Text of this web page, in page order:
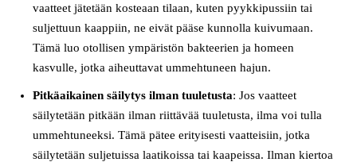
vaatteet jätetään kosteaan tilaan, kuten pyykkipussiin tai
suljettuun kaappiin, ne eivät pääse kunnolla kuivumaan.
Tämä luo otollisen ympäristön bakteerien ja homeen
kasvulle, jotka aiheuttavat ummehtuneen hajun.
Pitkäaikainen säilytys ilman tuuletusta: Jos vaatteet
säilytetään pitkään ilman riittävää tuuletusta, ilma voi tulla
ummehtuneeksi. Tämä pätee erityisesti vaatteisiin, jotka
säilytetään suljetuissa laatikoissa tai kaapeissa. Ilman kiertoa